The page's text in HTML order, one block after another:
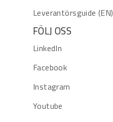
Leverantörsguide (EN)
FÖLJ OSS
LinkedIn
Facebook
Instagram
Youtube